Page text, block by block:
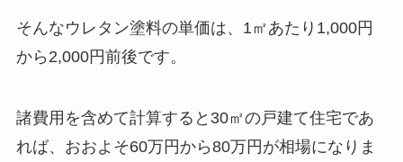
そんなウレタン塗料の単価は、1㎡あたり1,000円
から2,000円前後です。
諸費用を含めて計算すると30㎡の戸建て住宅であ
れば、おおよそ60万円から80万円が相場になりま